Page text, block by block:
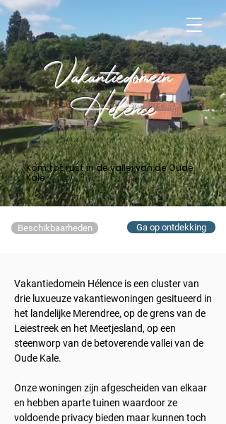
Vakantiedomein
Hélence
Kom tot rust in de vallei van de Oude
Kale
Beschikbaarheden Ga op ontdekking
Vakantiedomein Hélence is een cluster van
drie luxueuze vakantiewoningen gesitueerd in
het landelijke Merendree, op de grens van de
Leiestreek en het Meetjesland, op een
steenworp van de betoverende vallei van de
Oude Kale.
Onze woningen zijn afgescheiden van elkaar
en hebben aparte tuinen waardoor ze
voldoende privacy bieden maar kunnen toch